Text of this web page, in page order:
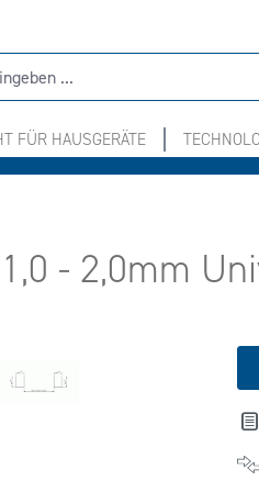
FÜR HAUSGERÄTE
- 2,0mm